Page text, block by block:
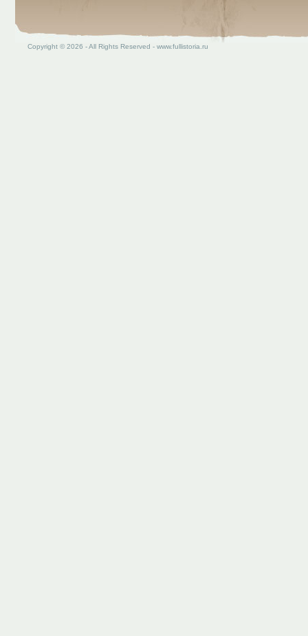
Copyright © 2026 - All Rights Reserved - www.fullistoria.ru